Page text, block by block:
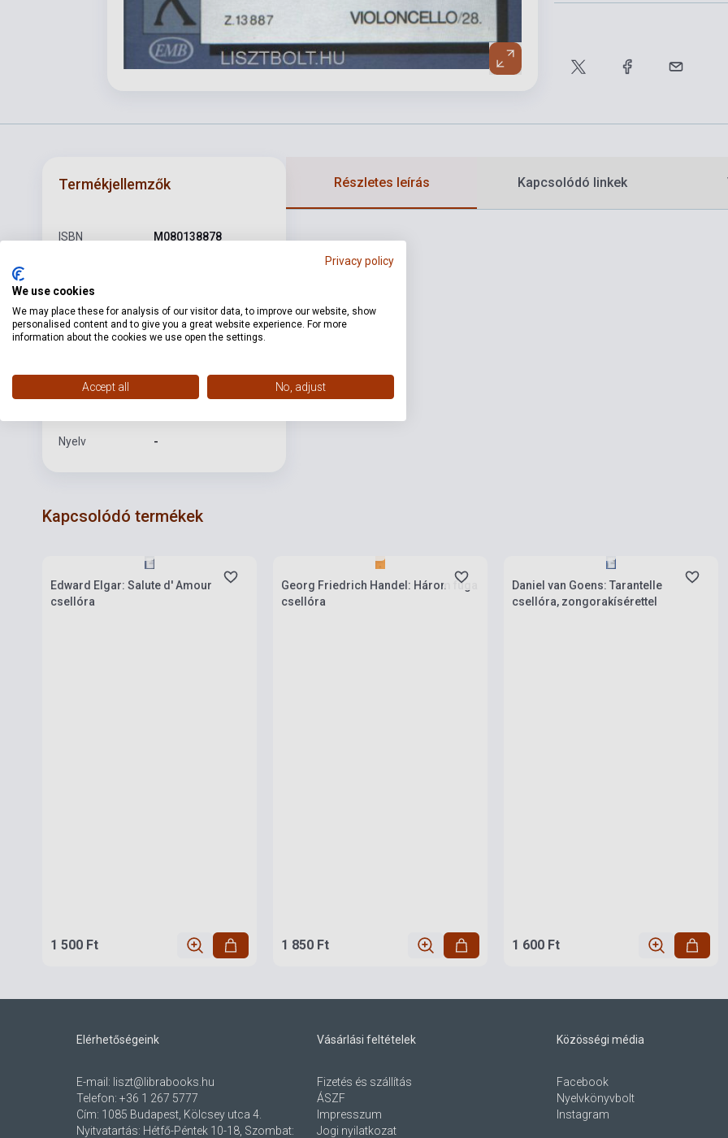
Termékjellemzők
ISBN M080138878
Oldalszám
Kötés Puhakötés
Kiadási év
Nyelv -
Részletes leírás Kapcsolódó linkek
Kapcsolódó termékek
Edward Elgar: Salute d' Amour
csellóra
1 500 Ft
Georg Friedrich Handel: Három fúga
csellóra
1 850 Ft
Daniel van Goens: Tarantelle
csellóra, zongorakísérettel
1 600 Ft
Elérhetőségeink
E-mail: liszt@librabooks.hu
Telefon: +36 1 267 5777
Cím: 1085 Budapest, Kölcsey utca 4.
Nyitvatartás: Hétfő-Péntek 10-18, Szombat:
Vásárlási feltételek
Fizetés és szállítás
ÁSZF
Impresszum
Jogi nyilatkozat
Közösségi média
Facebook
Nyelvkönyvbolt
Instagram
Privacy policy
We use cookies
We may place these for analysis of our visitor data, to improve our website, show
personalised content and to give you a great website experience. For more
information about the cookies we use open the settings.
Accept all No, adjust